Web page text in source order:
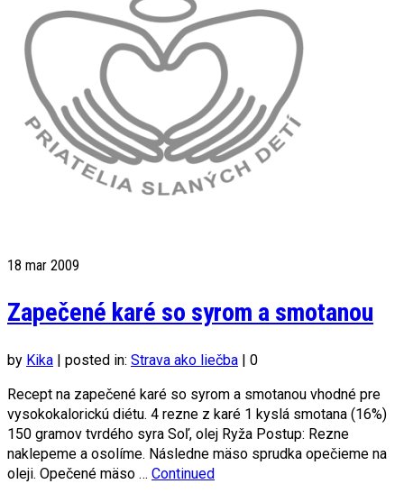
18 mar 2009
Zapečené karé so syrom a smotanou
by Kika | posted in: Strava ako liečba | 0
Recept na zapečené karé so syrom a smotanou vhodné pre
vysokokalorickú diétu. 4 rezne z karé 1 kyslá smotana (16%)
150 gramov tvrdého syra Soľ, olej Ryža Postup: Rezne
naklepeme a osolíme. Následne mäso sprudka opečieme na
oleji. Opečené mäso … Continued